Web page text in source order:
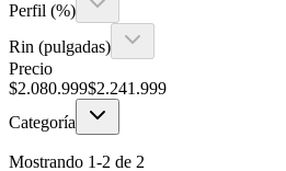
Perfil (%)
Rin (pulgadas)
Precio
$2.080.999$2.241.999
Categoría
Mostrando 1-2 de 2